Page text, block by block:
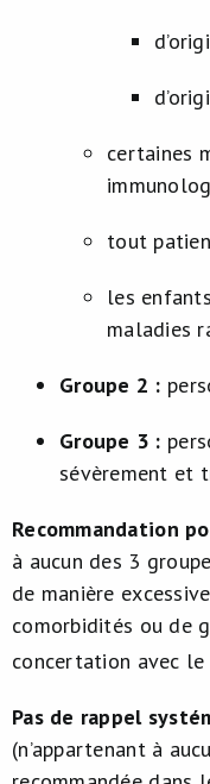
certaines
tout
les
maladies
Groupe 2 :
Groupe 3 :
sévèrement et
Recommandation
à aucun des 3
de manière
comorbidités ou de
concertation avec le
Pas de rappel
(n’appartenant à